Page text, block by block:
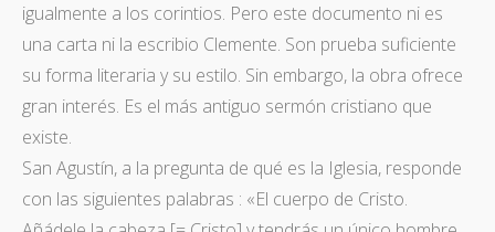
igualmente a los corintios. Pero este documento ni es
una carta ni la escribio Clemente. Son prueba suficiente
su forma literaria y su estilo. Sin embargo, la obra ofrece
gran interés. Es el más antiguo sermón cristiano que
existe.
San Agustín, a la pregunta de qué es la Iglesia, responde
con las siguientes palabras : «El cuerpo de Cristo.